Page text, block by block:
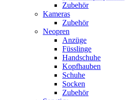
Zubehör
Kameras
Zubehör
Neopren
Anzüge
Füsslinge
Handschuhe
Kopfhauben
Schuhe
Socken
Zubehör